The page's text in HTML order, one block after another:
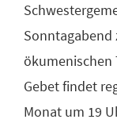
Sonntagabend
ökumenischen
Gebet findet
Monat um 19